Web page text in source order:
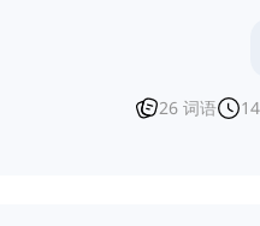
26 词语 14